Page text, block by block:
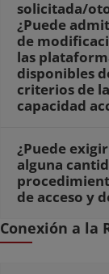
solicitada/
¿Puede
de
las
disponibles
criterios de
capacidad
¿Puede
alguna
de acceso y
Conexión a la